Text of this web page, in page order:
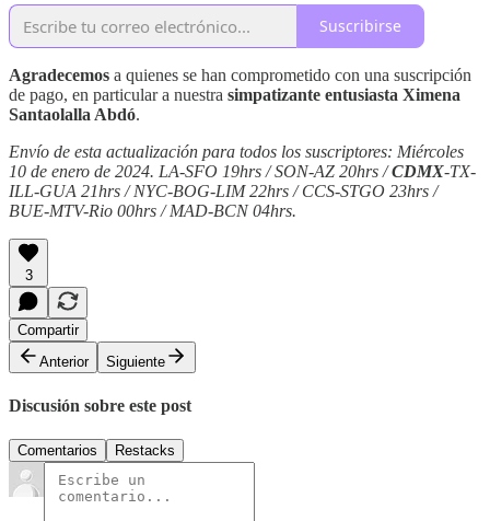
Suscribirse
Agradecemos a quienes se han comprometido con una suscripción
de pago, en particular a nuestra simpatizante entusiasta Ximena
Santaolalla Abdó.
Envío de esta actualización para todos los suscriptores: Miércoles
10 de enero de 2024. LA-SFO 19hrs / SON-AZ 20hrs /CDMX-TX-
ILL-GUA 21hrs / NYC-BOG-LIM 22hrs / CCS-STGO 23hrs /
BUE-MTV-Rio 00hrs / MAD-BCN 04hrs.
3
Compartir
Anterior
Siguiente
Discusión sobre este post
Comentarios Restacks